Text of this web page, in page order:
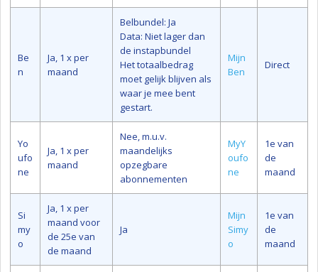
Be
n
Ja, 1 x per
maand
Belbundel: Ja
Data: Niet lager dan
de instapbundel
Het totaalbedrag
moet gelijk blijven als
waar je mee bent
gestart.
Mijn
Ben
Direct
Yo
ufo
ne
Ja, 1 x per
maand
Nee, m.u.v.
maandelijks
opzegbare
abonnementen
MyY
oufo
ne
1e van
de
maand
Si
my
o
Ja, 1 x per
maand voor
de 25e van
de maand
Ja
Mijn
Simy
o
1e van
de
maand